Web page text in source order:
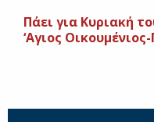
Πάει για Κυριακή
‘Αγιος